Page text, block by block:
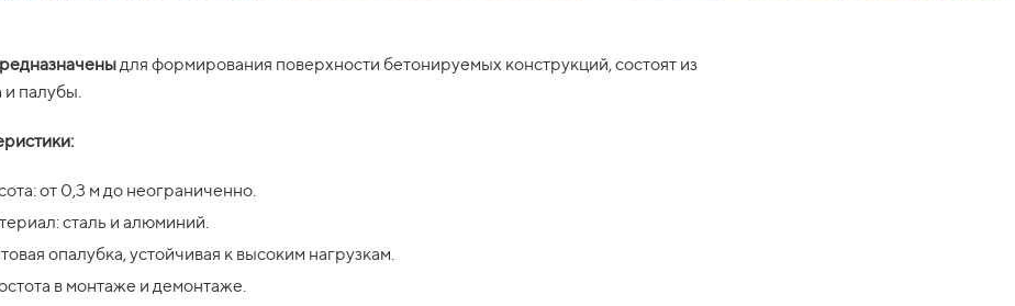
для формирования поверхности бетонируемых конструкций, состоят из
и палубы.
от 0,3 м до неограниченно.
сталь и алюминий.
опалубка, устойчивая к высоким нагрузкам.
в монтаже и демонтаже.